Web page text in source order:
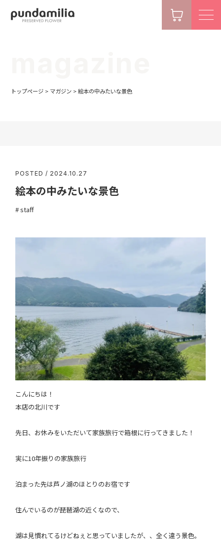
トップページ > マガジン >絵本の中みたいな景色
POSTED / 2024.10.27
絵本の中みたいな景色
staff
こんにちは！
本店の北川です
先日、お休みをいただいて家族旅行で箱根に行ってきました！
実に10年振りの家族旅行
泊まった先は芦ノ湖のほとりのお宿です
住んでいるのが琵琶湖の近くなので、
湖は見慣れてるけどねぇと思っていましたが、、全く違う景色。